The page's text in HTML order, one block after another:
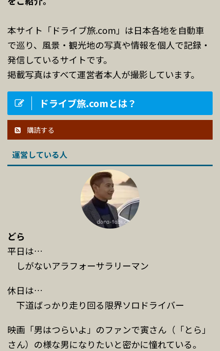
本サイト「ドライブ旅.com」は日本各地を自動車
で巡り、風景・観光地の写真や情報を個人で記録・
発信しているサイトです。
掲載写真はすべて運営者本人が撮影しています。
ドライブ旅.comとは？
購読する
運営している人
どら
平日は…
しがないアラフォーサラリーマン
休日は…
下道ばっかり走り回る限界ソロドライバー
映画「男はつらいよ」のファンで寅さん（「とら」
さん）の様な男になりたいと密かに憧れている。